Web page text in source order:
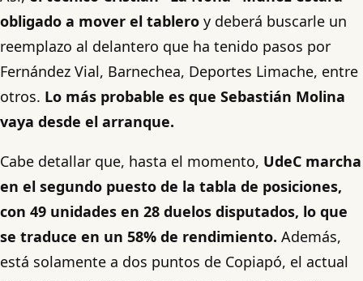
obligado a mover el tablero y deberá buscarle un
reemplazo al delantero que ha tenido pasos por
Fernández Vial, Barnechea, Deportes Limache, entre
otros. Lo más probable es que Sebastián Molina
vaya desde el arranque.
Cabe detallar que, hasta el momento, UdeC marcha
en el segundo puesto de la tabla de posiciones,
con 49 unidades en 28 duelos disputados, lo que
se traduce en un 58% de rendimiento. Además,
está solamente a dos puntos de Copiapó, el actual